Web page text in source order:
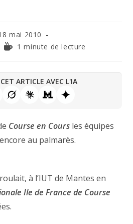
mai 2010
1 minute de lecture
ARTICLE AVEC L'IA
Course en Cours les équipes
au palmarès.
à l’IUT de Mantes en
Ile de France de Course